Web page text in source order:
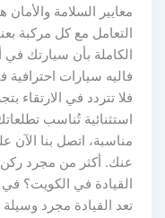
معايير السلامة
التعامل مع كل مركبة
الكاملة بأن سيارتك في
فاليه سيارات احترافية
فلا تتردد في الارتقاء
استثنائية تُناسب
عنك. أكثر من مجرد ركن:
القيادة في الكويت؟
تعد القيادة مجرد